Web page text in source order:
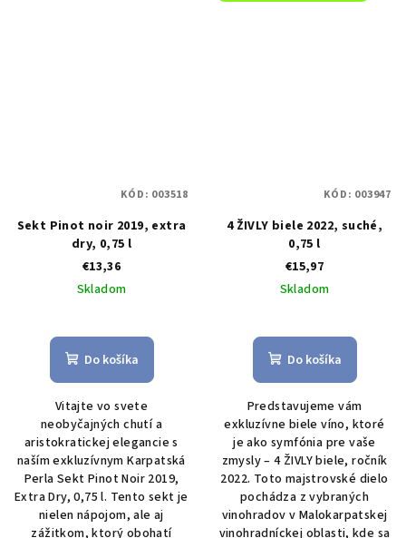
Sekt Pinot noir 2019, extra
dry, 0,75 l
€13,36
Skladom
Do košíka
Vitajte vo svete
neobyčajných chutí a
aristokratickej elegancie s
naším exkluzívnym Karpatská
Perla Sekt Pinot Noir 2019,
Extra Dry, 0,75 l. Tento sekt je
nielen nápojom, ale aj
zážitkom, ktorý obohatí
KÓD: 003518
4 ŽIVLY biele 2022, suché,
0,75 l
€15,97
Skladom
hodnotenie
produktu
z
5
hviezdičiek.
Do košíka
Predstavujeme vám
exkluzívne biele víno, ktoré
je ako symfónia pre vaše
zmysly – 4 ŽIVLY biele, ročník
2022. Toto majstrovské dielo
pochádza z vybraných
vinohradov v Malokarpatskej
vinohradníckej oblasti, kde sa
KÓD: 003947